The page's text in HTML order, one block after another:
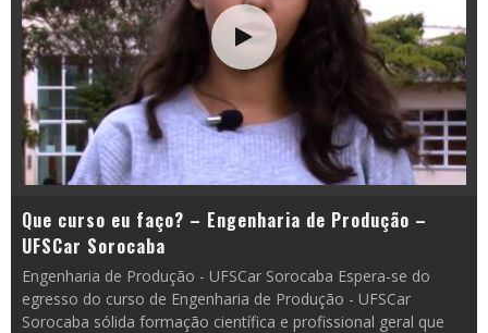
Que curso eu faço? – Engenharia de Produção –
UFSCar Sorocaba
Engenharia de Produção - UFSCar Sorocaba Espera-se do
egresso do curso de Engenharia de Produção - UFSCar
Sorocaba sólida formação científica e profissional geral que